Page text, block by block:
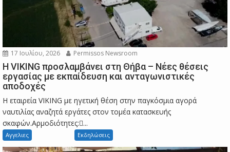
17 Ιουλίου, 2026 Permissos Newsroom
Η VIKING προσλαμβάνει στη Θήβα – Νέες θέσεις
εργασίας με εκπαίδευση και ανταγωνιστικές
αποδοχές
Η εταιρεία VIKING με ηγετική θέση στην παγκόσμια αγορά
ναυτιλίας αναζητά εργάτες στον τομέα κατασκευής
σκαφών.Αρμοδιότητες:...
Αγγελιες Εκδηλώσεις